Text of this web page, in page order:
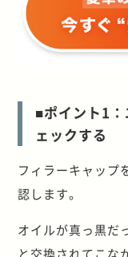
■ポイント1
ェックする
フィラーキャップ
認します。
オイルが真っ黒だ
と交換されてこな